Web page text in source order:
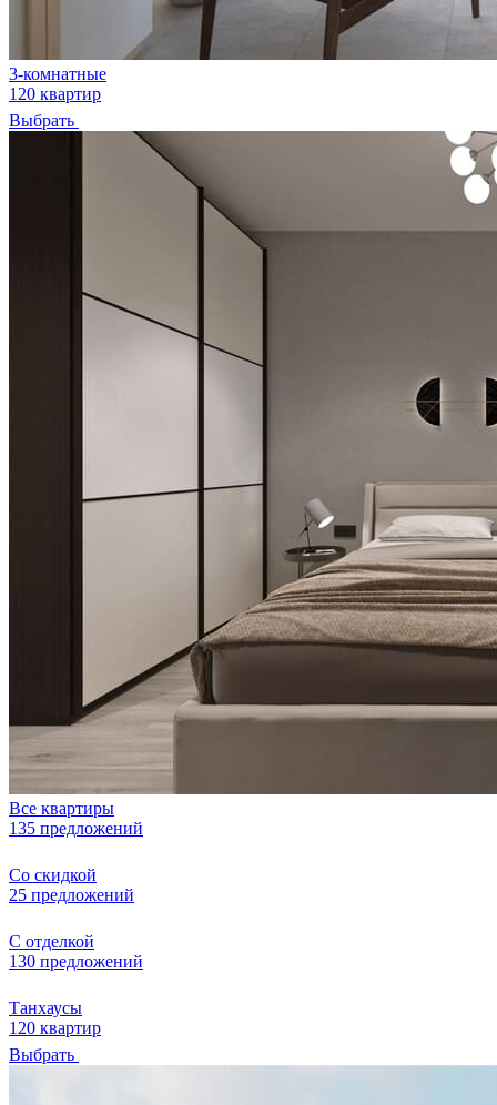
3-комнатные
120 квартир
Выбрать
Все квартиры
135 предложений
Со скидкой
25 предложений
С отделкой
130 предложений
Танхаусы
120 квартир
Выбрать